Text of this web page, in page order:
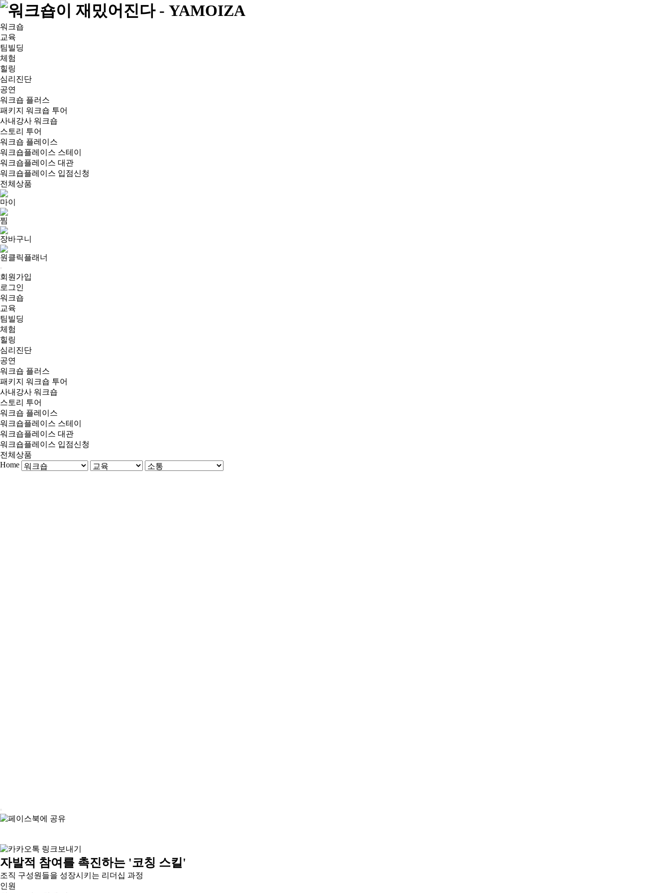
워크숍
교육
팀빌딩
체험
힐링
심리진단
공연
워크숍 플러스
패키지 워크숍 투어
사내강사 워크숍
스토리 투어
워크숍 플레이스
워크숍플레이스 스테이
워크숍플레이스 대관
워크숍플레이스 입점신청
전체상품
마이
찜
장바구니
원클릭플래너
회원가입
로그인
워크숍
교육
팀빌딩
체험
힐링
심리진단
공연
워크숍 플러스
패키지 워크숍 투어
사내강사 워크숍
스토리 투어
워크숍 플레이스
워크숍플레이스 스테이
워크숍플레이스 대관
워크숍플레이스 입점신청
전체상품
Home
자발적 참여를 촉진하는 '코칭 스킬'
조직 구성원들을 성장시키는 리더십 과정
인원